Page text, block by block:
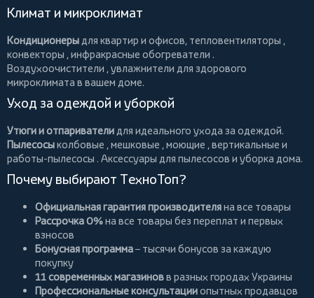
Климат и микроклимат
Кондиционерыдля квартир и офисов, тепловентиляторы ,
конвекторы ,инфракрасные обогреватели .
Воздухоочистители , увлажнители для здорового
микроклимата в вашем доме.
Уход за одеждой и уборкой
Утюги и отпаривателидля идеального ухода за одеждой.
Пылесосыколбовые ,мешковые ,моющие ,вертикальные и
работы-пылесосы . Аксессуары для пылесосов и уборка дома.
Почему выбирают ТехноТоп?
Официальная гарантия производителяна все товары
Рассрочка 0%на все товары без переплат и первых
взносов
Бонусная программа– тысячи бонусов за каждую
покупку
11 современных магазиновв разных городах Украины
Профессиональные консультацииопытных продавцов